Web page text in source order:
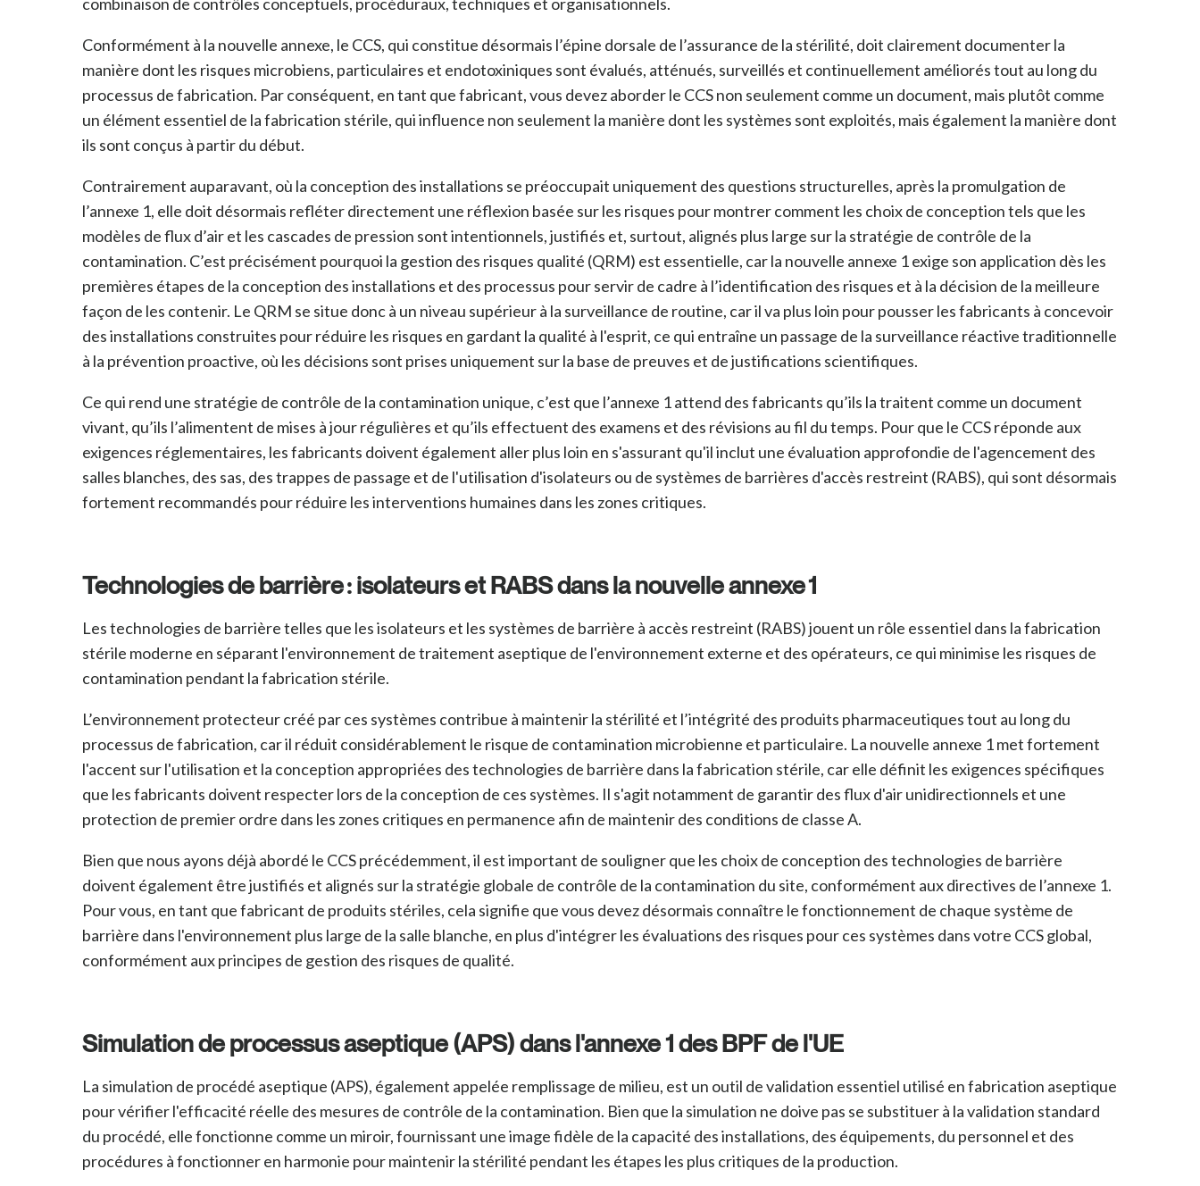
Conformément à la nouvelle annexe, le CCS, qui constitue désormais l’épine dorsale de l’assurance de la stérilité, doit clairement documenter la
manière dont les risques microbiens, particulaires et endotoxiniques sont évalués, atténués, surveillés et continuellement améliorés tout au long du
processus de fabrication. Par conséquent, en tant que fabricant, vous devez aborder le CCS non seulement comme un document, mais plutôt comme
un élément essentiel de la fabrication stérile, qui influence non seulement la manière dont les systèmes sont exploités, mais également la manière dont
ils sont conçus à partir du début.
Contrairement auparavant, où la conception des installations se préoccupait uniquement des questions structurelles, après la promulgation de
l’annexe 1, elle doit désormais refléter directement une réflexion basée sur les risques pour montrer comment les choix de conception tels que les
modèles de flux d’air et les cascades de pression sont intentionnels, justifiés et, surtout, alignés plus large sur la stratégie de contrôle de la
contamination. C’est précisément pourquoi la gestion des risques qualité (QRM) est essentielle, car la nouvelle annexe 1 exige son application dès les
premières étapes de la conception des installations et des processus pour servir de cadre à l’identification des risques et à la décision de la meilleure
façon de les contenir. Le QRM se situe donc à un niveau supérieur à la surveillance de routine, car il va plus loin pour pousser les fabricants à concevoir
des installations construites pour réduire les risques en gardant la qualité à l'esprit, ce qui entraîne un passage de la surveillance réactive traditionnelle
à la prévention proactive, où les décisions sont prises uniquement sur la base de preuves et de justifications scientifiques.
Ce qui rend une stratégie de contrôle de la contamination unique, c’est que l’annexe 1 attend des fabricants qu’ils la traitent comme un document
vivant, qu’ils l’alimentent de mises à jour régulières et qu’ils effectuent des examens et des révisions au fil du temps. Pour que le CCS réponde aux
exigences réglementaires, les fabricants doivent également aller plus loin en s'assurant qu'il inclut une évaluation approfondie de l'agencement des
salles blanches, des sas, des trappes de passage et de l'utilisation d'isolateurs ou de systèmes de barrières d'accès restreint (RABS), qui sont désormais
fortement recommandés pour réduire les interventions humaines dans les zones critiques.
Technologies de barrière : isolateurs et RABS dans la nouvelle annexe 1
Les technologies de barrière telles que les isolateurs et les systèmes de barrière à accès restreint (RABS) jouent un rôle essentiel dans la fabrication
stérile moderne en séparant l'environnement de traitement aseptique de l'environnement externe et des opérateurs, ce qui minimise les risques de
contamination pendant la fabrication stérile.
L’environnement protecteur créé par ces systèmes contribue à maintenir la stérilité et l’intégrité des produits pharmaceutiques tout au long du
processus de fabrication, car il réduit considérablement le risque de contamination microbienne et particulaire. La nouvelle annexe 1 met fortement
l'accent sur l'utilisation et la conception appropriées des technologies de barrière dans la fabrication stérile, car elle définit les exigences spécifiques
que les fabricants doivent respecter lors de la conception de ces systèmes. Il s'agit notamment de garantir des flux d'air unidirectionnels et une
protection de premier ordre dans les zones critiques en permanence afin de maintenir des conditions de classe A.
Bien que nous ayons déjà abordé le CCS précédemment, il est important de souligner que les choix de conception des technologies de barrière
doivent également être justifiés et alignés sur la stratégie globale de contrôle de la contamination du site, conformément aux directives de l’annexe 1.
Pour vous, en tant que fabricant de produits stériles, cela signifie que vous devez désormais connaître le fonctionnement de chaque système de
barrière dans l'environnement plus large de la salle blanche, en plus d'intégrer les évaluations des risques pour ces systèmes dans votre CCS global,
conformément aux principes de gestion des risques de qualité.
Simulation de processus aseptique (APS) dans l'annexe 1 des BPF de l'UE
La simulation de procédé aseptique (APS), également appelée remplissage de milieu, est un outil de validation essentiel utilisé en fabrication aseptique
pour vérifier l'efficacité réelle des mesures de contrôle de la contamination. Bien que la simulation ne doive pas se substituer à la validation standard
du procédé, elle fonctionne comme un miroir, fournissant une image fidèle de la capacité des installations, des équipements, du personnel et des
procédures à fonctionner en harmonie pour maintenir la stérilité pendant les étapes les plus critiques de la production.